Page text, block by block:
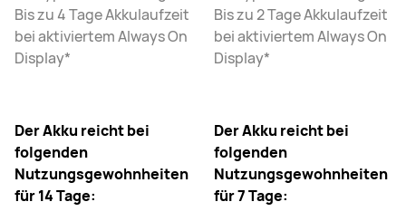
Bis zu 4 Tage Akkulaufzeit
bei aktiviertem Always On
Display*
Der Akku reicht bei
folgenden
Nutzungsgewohnheiten
für 14 Tage:
Bis zu 2 Tage Akkulaufzeit
bei aktiviertem Always On
Display*
Der Akku reicht bei
folgenden
Nutzungsgewohnheiten
für 7 Tage: